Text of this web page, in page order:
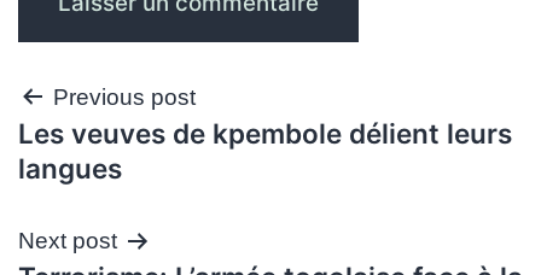
Navigation
de
Previous post
Les veuves de kpembole délient leurs
langues
Next post